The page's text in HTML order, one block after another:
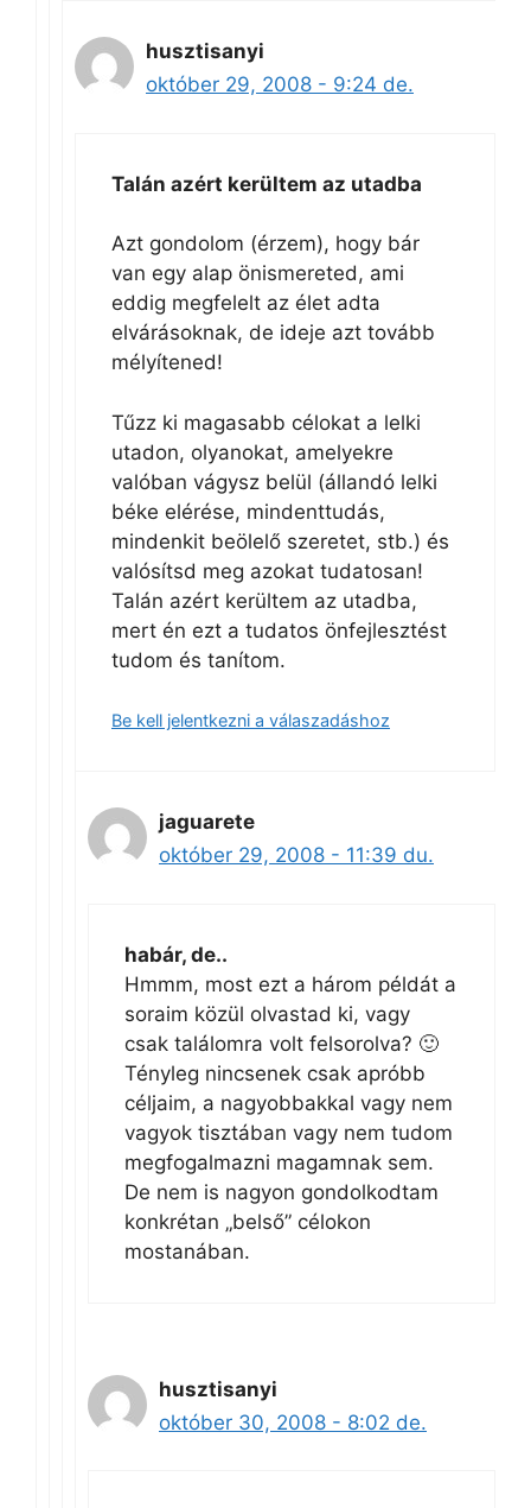
husztisanyi
október 29, 2008 - 9:24 de.
Talán azért kerültem az utadba
Azt gondolom (érzem), hogy bár
van egy alap önismereted, ami
eddig megfelelt az élet adta
elvárásoknak, de ideje azt tovább
mélyítened!
Tűzz ki magasabb célokat a lelki
utadon, olyanokat, amelyekre
valóban vágysz belül (állandó lelki
béke elérése, mindenttudás,
mindenkit beölelő szeretet, stb.) és
valósítsd meg azokat tudatosan!
Talán azért kerültem az utadba,
mert én ezt a tudatos önfejlesztést
tudom és tanítom.
Be kell jelentkezni a válaszadáshoz
jaguarete
október 29, 2008 - 11:39 du.
habár, de..
Hmmm, most ezt a három példát a
soraim közül olvastad ki, vagy
csak találomra volt felsorolva? 🙂
Tényleg nincsenek csak apróbb
céljaim, a nagyobbakkal vagy nem
vagyok tisztában vagy nem tudom
megfogalmazni magamnak sem.
De nem is nagyon gondolkodtam
konkrétan „belső” célokon
mostanában.
husztisanyi
október 30, 2008 - 8:02 de.